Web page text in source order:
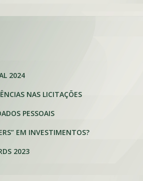
2024
NAS LICITAÇÕES
PESSOAIS
EM INVESTIMENTOS?
2023